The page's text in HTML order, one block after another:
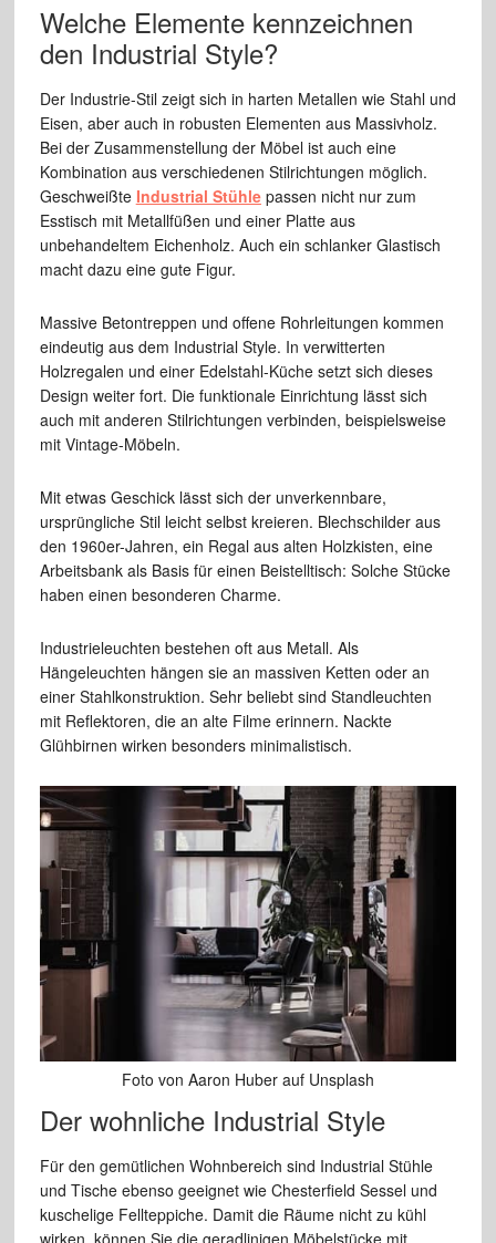
Welche Elemente kennzeichnen
den Industrial Style?
Der Industrie-Stil zeigt sich in harten Metallen wie Stahl und
Eisen, aber auch in robusten Elementen aus Massivholz.
Bei der Zusammenstellung der Möbel ist auch eine
Kombination aus verschiedenen Stilrichtungen möglich.
Geschweißte Industrial Stühlepassen nicht nur zum
Esstisch mit Metallfüßen und einer Platte aus
unbehandeltem Eichenholz. Auch ein schlanker Glastisch
macht dazu eine gute Figur.
Massive Betontreppen und offene Rohrleitungen kommen
eindeutig aus dem Industrial Style. In verwitterten
Holzregalen und einer Edelstahl-Küche setzt sich dieses
Design weiter fort. Die funktionale Einrichtung lässt sich
auch mit anderen Stilrichtungen verbinden, beispielsweise
mit Vintage-Möbeln.
Mit etwas Geschick lässt sich der unverkennbare,
ursprüngliche Stil leicht selbst kreieren. Blechschilder aus
den 1960er-Jahren, ein Regal aus alten Holzkisten, eine
Arbeitsbank als Basis für einen Beistelltisch: Solche Stücke
haben einen besonderen Charme.
Industrieleuchten bestehen oft aus Metall. Als
Hängeleuchten hängen sie an massiven Ketten oder an
einer Stahlkonstruktion. Sehr beliebt sind Standleuchten
mit Reflektoren, die an alte Filme erinnern. Nackte
Glühbirnen wirken besonders minimalistisch.
Foto von Aaron Huber auf Unsplash
Der wohnliche Industrial Style
Für den gemütlichen Wohnbereich sind Industrial Stühle
und Tische ebenso geeignet wie Chesterfield Sessel und
kuschelige Fellteppiche. Damit die Räume nicht zu kühl